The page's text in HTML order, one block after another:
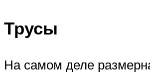
Трусы
На самом деле